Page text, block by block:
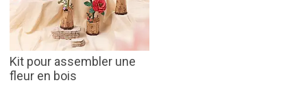
Kit pour assembler une
fleur en bois